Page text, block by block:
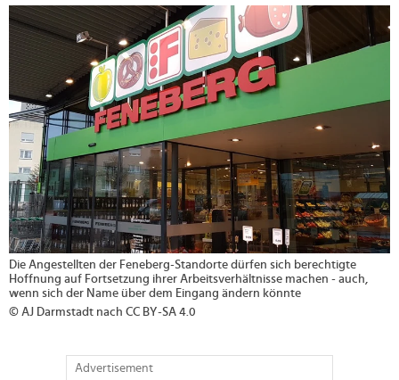
>
Die Angestellten der Feneberg-Standorte dürfen sich berechtigte
Hoffnung auf Fortsetzung ihrer Arbeitsverhältnisse machen - auch,
wenn sich der Name über dem Eingang ändern könnte
© AJ Darmstadt nach CC BY-SA 4.0
Advertisement